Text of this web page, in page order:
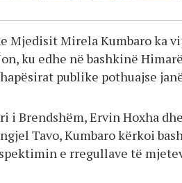
Mjedisit Mirela Kumbaro ka
ku edhe në bashkinë
publike pothuajse
i Brendshëm, Ervin Hoxha
Tavo, Kumbaro kërkoi
e rregullave të